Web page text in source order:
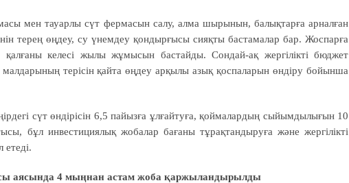
мен тауарлы сүт фермасын салу, алма шырынын, балықтарға арналған
терең өңдеу, су үнемдеу қондырғысы сияқты бастамалар бар. Жоспарға
келесі жылы жұмысын бастайды. Сондай-ақ жергілікті бюджет
терісін қайта өңдеу арқылы азық қоспаларын өндіру бойынша
сүт өндірісін 6,5 пайызға ұлғайтуға, қоймалардың сыйымдылығын 10
бұл инвестициялық жобалар бағаны тұрақтандыруға және жергілікті
аясында 4 мыңнан астам жоба қаржыландырылды